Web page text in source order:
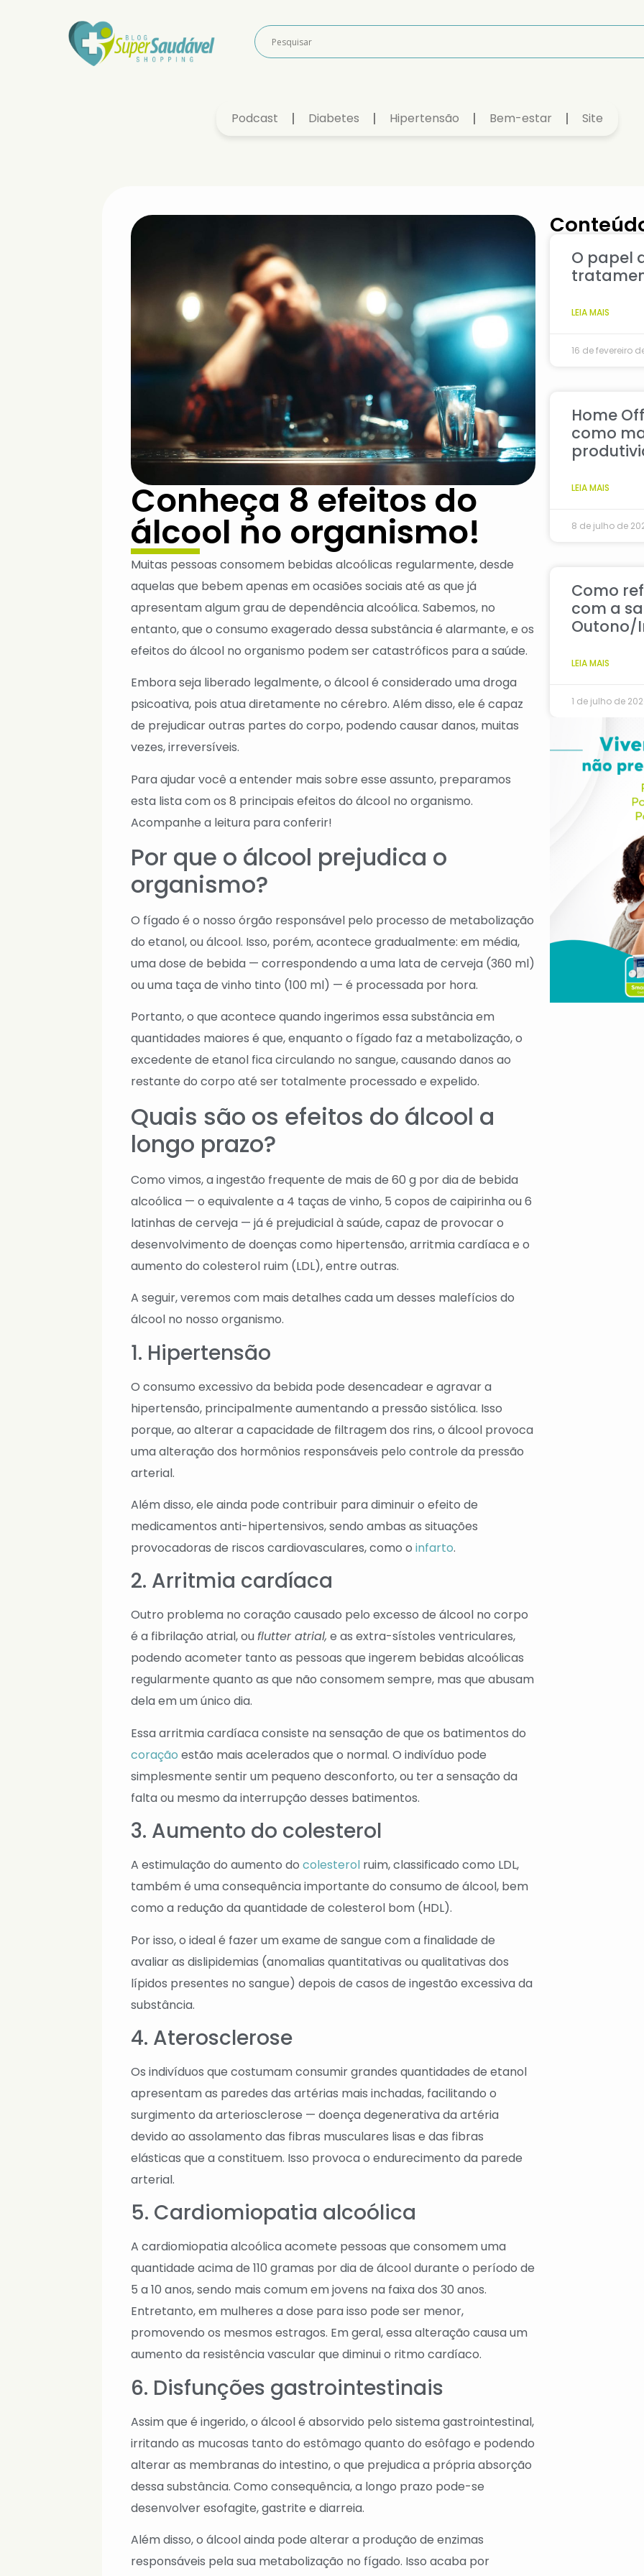
Podcast Diabetes Hipertensão Bem-estar Site
Conheça 8 efeitos do
álcool no organismo!
Muitas pessoas consomem bebidas alcoólicas regularmente, desde
aquelas que bebem apenas em ocasiões sociais até as que já
apresentam algum grau de dependência alcoólica. Sabemos, no
entanto, que o consumo exagerado dessa substância é alarmante, e os
efeitos do álcool no organismo podem ser catastróficos para a saúde.
Embora seja liberado legalmente, o álcool é considerado uma droga
psicoativa, pois atua diretamente no cérebro. Além disso, ele é capaz
de prejudicar outras partes do corpo, podendo causar danos, muitas
vezes, irreversíveis.
Para ajudar você a entender mais sobre esse assunto, preparamos
esta lista com os 8 principais efeitos do álcool no organismo.
Acompanhe a leitura para conferir!
Por que o álcool prejudica o
organismo?
O fígado é o nosso órgão responsável pelo processo de metabolização
do etanol, ou álcool. Isso, porém, acontece gradualmente: em média,
uma dose de bebida — correspondendo a uma lata de cerveja (360 ml)
ou uma taça de vinho tinto (100 ml) — é processada por hora.
Portanto, o que acontece quando ingerimos essa substância em
quantidades maiores é que, enquanto o fígado faz a metabolização, o
excedente de etanol fica circulando no sangue, causando danos ao
restante do corpo até ser totalmente processado e expelido.
Quais são os efeitos do álcool a
longo prazo?
Como vimos, a ingestão frequente de mais de 60 g por dia de bebida
alcoólica — o equivalente a 4 taças de vinho, 5 copos de caipirinha ou 6
latinhas de cerveja — já é prejudicial à saúde, capaz de provocar o
desenvolvimento de doenças como hipertensão, arritmia cardíaca e o
aumento do colesterol ruim (LDL), entre outras.
A seguir, veremos com mais detalhes cada um desses malefícios do
álcool no nosso organismo.
1. Hipertensão
O consumo excessivo da bebida pode desencadear e agravar a
hipertensão, principalmente aumentando a pressão sistólica. Isso
porque, ao alterar a capacidade de filtragem dos rins, o álcool provoca
uma alteração dos hormônios responsáveis pelo controle da pressão
arterial.
Além disso, ele ainda pode contribuir para diminuir o efeito de
medicamentos anti-hipertensivos, sendo ambas as situações
provocadoras de riscos cardiovasculares, como o infarto.
2. Arritmia cardíaca
Outro problema no coração causado pelo excesso de álcool no corpo
é a fibrilação atrial, ouflutter atrial, e as extra-sístoles ventriculares,
podendo acometer tanto as pessoas que ingerem bebidas alcoólicas
regularmente quanto as que não consomem sempre, mas que abusam
dela em um único dia.
Essa arritmia cardíaca consiste na sensação de que os batimentos do
coração estão mais acelerados que o normal. O indivíduo pode
simplesmente sentir um pequeno desconforto, ou ter a sensação da
falta ou mesmo da interrupção desses batimentos.
3. Aumento do colesterol
A estimulação do aumento do colesterol ruim, classificado como LDL,
também é uma consequência importante do consumo de álcool, bem
como a redução da quantidade de colesterol bom (HDL).
Por isso, o ideal é fazer um exame de sangue com a finalidade de
avaliar as dislipidemias (anomalias quantitativas ou qualitativas dos
lípidos presentes no sangue) depois de casos de ingestão excessiva da
substância.
4. Aterosclerose
Os indivíduos que costumam consumir grandes quantidades de etanol
apresentam as paredes das artérias mais inchadas, facilitando o
surgimento da arteriosclerose — doença degenerativa da artéria
devido ao assolamento das fibras musculares lisas e das fibras
elásticas que a constituem. Isso provoca o endurecimento da parede
arterial.
5. Cardiomiopatia alcoólica
A cardiomiopatia alcoólica acomete pessoas que consomem uma
quantidade acima de 110 gramas por dia de álcool durante o período de
5 a 10 anos, sendo mais comum em jovens na faixa dos 30 anos.
Entretanto, em mulheres a dose para isso pode ser menor,
promovendo os mesmos estragos. Em geral, essa alteração causa um
aumento da resistência vascular que diminui o ritmo cardíaco.
6. Disfunções gastrointestinais
Assim que é ingerido, o álcool é absorvido pelo sistema gastrointestinal,
irritando as mucosas tanto do estômago quanto do esôfago e podendo
alterar as membranas do intestino, o que prejudica a própria absorção
dessa substância. Como consequência, a longo prazo pode-se
desenvolver esofagite, gastrite e diarreia.
Além disso, o álcool ainda pode alterar a produção de enzimas
responsáveis pela sua metabolização no fígado. Isso acaba por
O papel
LEIA MAIS
16 de fevereiro
Home
como
LEIA MAIS
8 de julho de
Como
com a
Outono/
LEIA MAIS
1 de julho de